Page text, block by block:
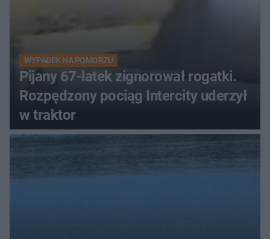
WYPADEK NA POMORZU
Pijany 67-latek zignorował rogatki.
Rozpędzony pociąg Intercity uderzył
w traktor